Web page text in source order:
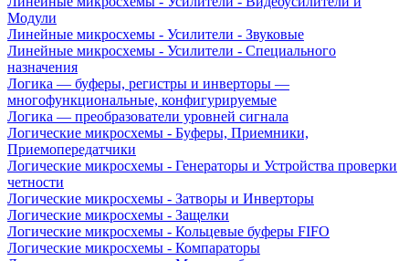
Модули
Линейные микросхемы - Усилители - Звуковые
Линейные микросхемы - Усилители - Специального
назначения
Логика — буферы, регистры и инверторы —
многофункциональные, конфигурируемые
Логика — преобразователи уровней сигнала
Логические микросхемы - Буферы, Приемники,
Приемопередатчики
Логические микросхемы - Генераторы и Устройства проверки
четности
Логические микросхемы - Затворы и Инверторы
Логические микросхемы - Защелки
Логические микросхемы - Кольцевые буферы FIFO
Логические микросхемы - Компараторы